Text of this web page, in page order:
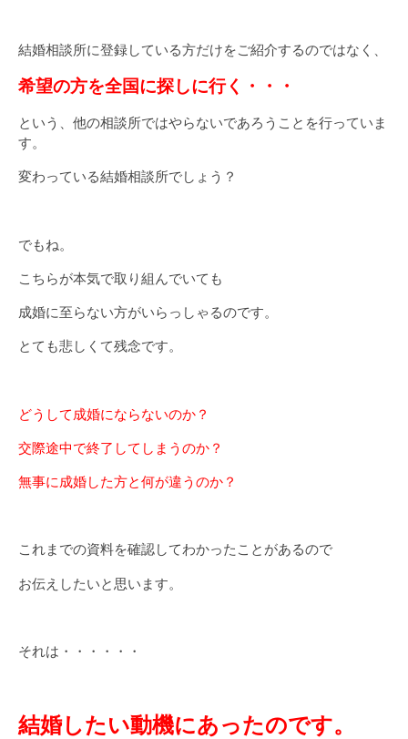
結婚相談所に登録している方だけをご紹介するのではなく、
希望の方を全国に探しに行く・・・
という、他の相談所ではやらないであろうことを行っていま
す。
変わっている結婚相談所でしょう？
でもね。
こちらが本気で取り組んでいても
成婚に至らない方がいらっしゃるのです。
とても悲しくて残念です。
どうして成婚にならないのか？
交際途中で終了してしまうのか？
無事に成婚した方と何が違うのか？
これまでの資料を確認してわかったことがあるので
お伝えしたいと思います。
それは・・・・・・
結婚したい動機にあったのです。